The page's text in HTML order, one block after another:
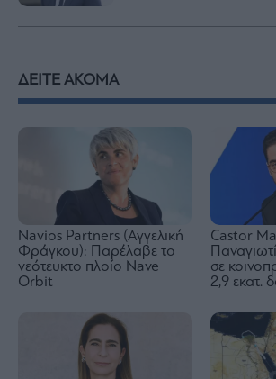
ΔΕΙΤΕ ΑΚΟΜΑ
Navios Partners (Αγγελική
Φράγκου): Παρέλαβε το
νεότευκτο πλοίο Nave
Orbit
Castor
σε
2,9 εκατ.